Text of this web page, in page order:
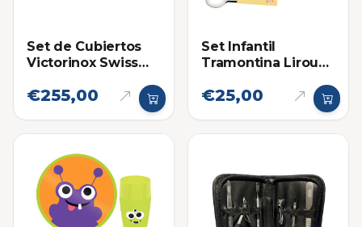
Set de Cubiertos
Victorinox Swiss
Piezas
€255,00
Set Infantil
Tramontina Lirous
Cubiertos, Plato y
€25,00